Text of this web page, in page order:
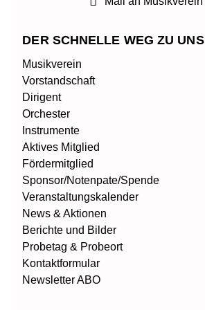
o
d
e
DER SCHNELLE WEG ZU UNS
Musikverein
Vorstandschaft
Dirigent
Orchester
Instrumente
Aktives Mitglied
Fördermitglied
Sponsor/Notenpate/Spende
Veranstaltungskalender
News & Aktionen
Berichte und Bilder
Probetag & Probeort
Kontaktformular
Newsletter ABO